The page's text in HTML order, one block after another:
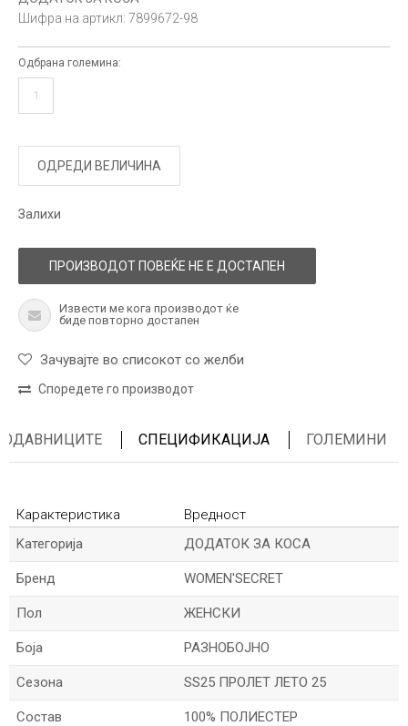
Шифра на артикл: 7899672-98
Одбрана големина:
1
ОДРЕДИ ВЕЛИЧИНА
Залихи
ПРОИЗВОДОТ ПОВЕЌЕ НЕ Е ДОСТАПЕН
Извести ме кога производот ќе
биде повторно достапен
Зачувајте во списокот со желби
Споредете го производот
СПЕЦИФИКАЦИЈА ГОЛЕМИНИ
Карактеристика
Вредност
Kатегорија
ДОДАТОК ЗА КОСА
Бренд WOMEN'SECRET
Пол ЖЕНСКИ
Боја РАЗНОБОЈНО
Сезона SS25 ПРОЛЕТ ЛЕТО 25
Состав 100% ПОЛИЕСТЕР